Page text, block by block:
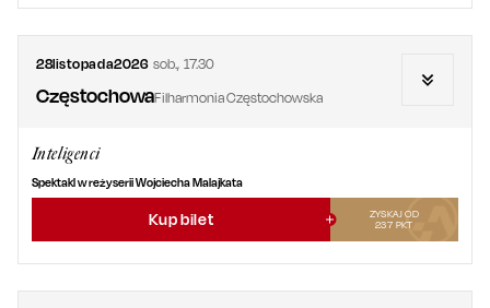
28listopada2026 sob.,17.30
CzęstochowaFilharmonia Częstochowska
Inteligenci
Spektakl w reżyserii Wojciecha Malajkata
Kup bilet
ZYSKAJ OD
237 PKT